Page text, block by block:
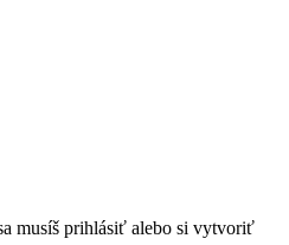
musíš prihlásiť alebo si vytvoriť